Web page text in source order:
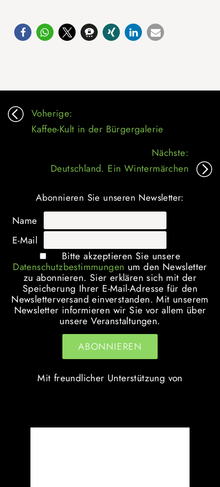
Beitragsnavigation
Voherige:
Kaffee-Kult in der Bürgergalerie
Nächste:
Deutschland. Ein Wintermärchen
Abonnieren Sie unseren Newsletter:
Name
E-Mail
Bitte akzeptieren Sie unsere
Datenschutzbestimmungen um den Newsletter
zu abonnieren. Sier erklären sich mit der
Speicherung Ihrer E-Mail-Adresse für den
Newsletterversand einverstanden. Mit unserem
Newsletter informieren wir Sie vor allem über
unsere Veranstaltungen.
Mit freundlicher Unterstützung von